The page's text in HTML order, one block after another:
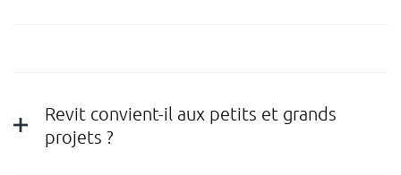
Revit convient-il aux petits et grands
projets ?